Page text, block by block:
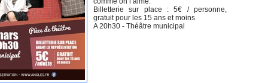
Billetterie sur place : 5€ / personne,
gratuit pour les 15 ans et moins
A 20h30 - Théâtre municipal